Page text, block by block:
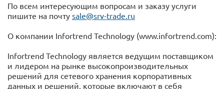
По всем интересующим вопросам и заказу услуги
пишите на почту sale@srv-trade.ru
О компании Infortrend Technology (www.infortrend.com):
Infortrend Technology является ведущим поставщиком
и лидером на рынке высокопроизводительных
решений для сетевого хранения корпоративных
данных и решений, которые включают в себя